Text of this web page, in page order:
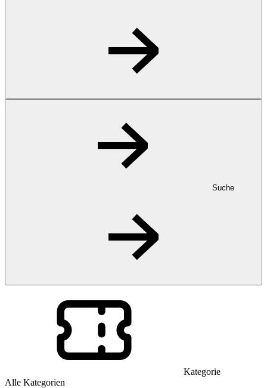
Suche
Kategorie
Alle Kategorien